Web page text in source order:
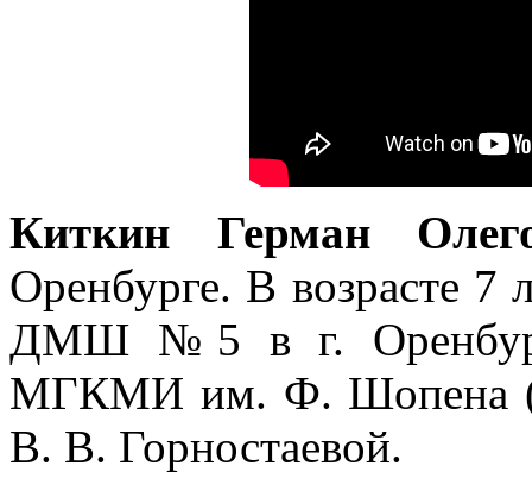
Киткин Герман
Оренбурге. В возрасте 7
ДМШ №5 в г.
МГКМИ им. Ф. Шопена
В. В. Горностаевой.